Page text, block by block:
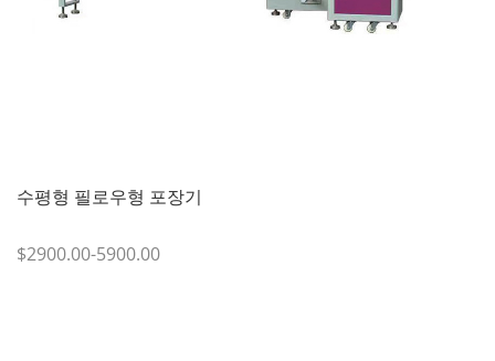
수평형 필로우형 포장기
$2900.00-5900.00